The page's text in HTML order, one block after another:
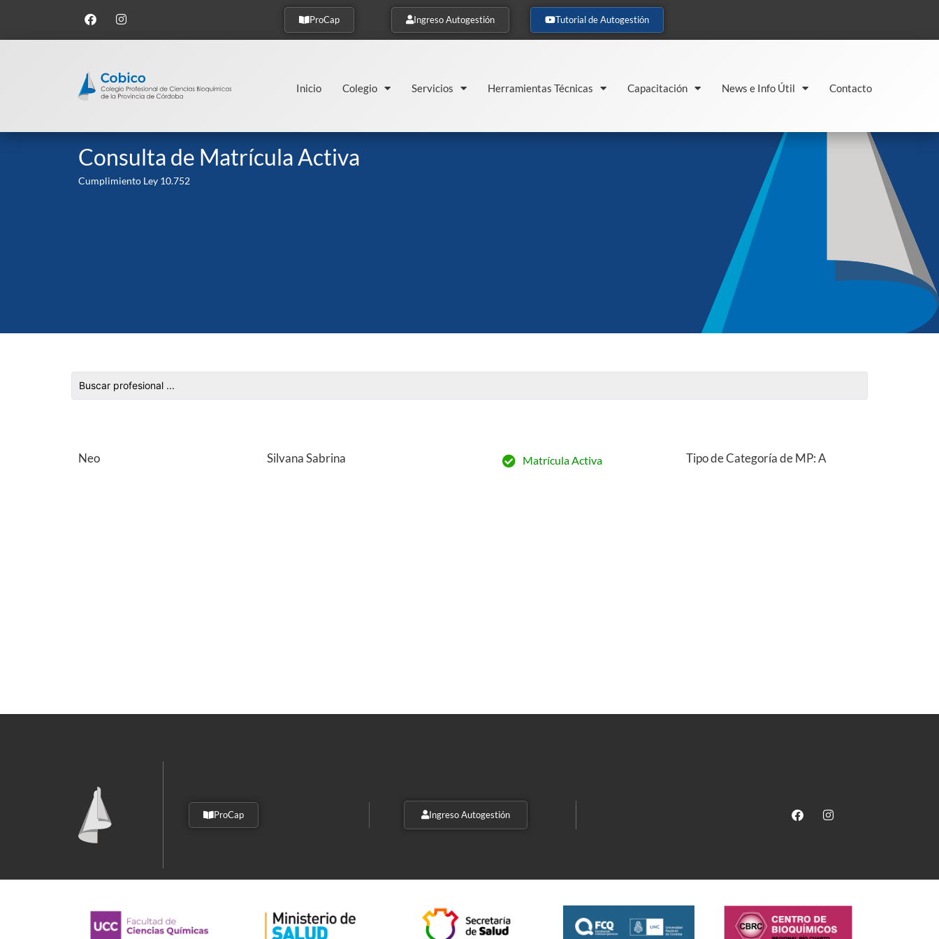
ProCap Ingreso Autogestión Tutorial de Autogestión
Inicio Colegio Servicios Herramientas Técnicas Capacitación News e Info Útil Contacto
Consulta de Matrícula Activa
Cumplimiento Ley 10.752
Neo Silvana Sabrina Matrícula Activa Tipo de Categoría de MP: A
ProCap Ingreso Autogestión